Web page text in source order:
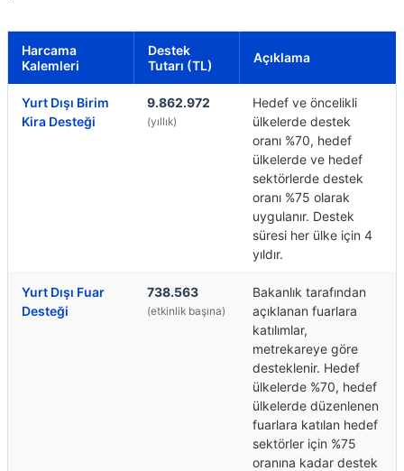
Harcama
Kalemleri
Destek
Tutarı (TL)
Açıklama
Yurt Dışı Birim
Kira Desteği
9.862.972
(yıllık)
Hedef ve öncelikli
ülkelerde destek
oranı %70, hedef
ülkelerde ve hedef
sektörlerde destek
oranı %75 olarak
uygulanır. Destek
süresi her ülke için 4
yıldır.
Yurt Dışı Fuar
Desteği
738.563
(etkinlik başına)
Bakanlık tarafından
açıklanan fuarlara
katılımlar,
metrekareye göre
desteklenir. Hedef
ülkelerde %70, hedef
ülkelerde düzenlenen
fuarlara katılan hedef
sektörler için %75
oranına kadar destek